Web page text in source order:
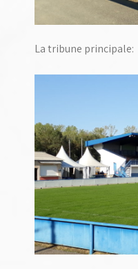
La tribune principale: